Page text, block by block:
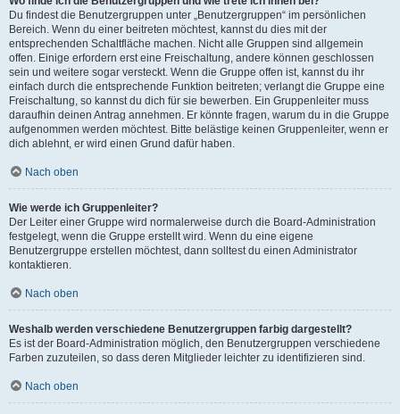
Du findest die Benutzergruppen unter „Benutzergruppen“ im persönlichen
Bereich. Wenn du einer beitreten möchtest, kannst du dies mit der
entsprechenden Schaltfläche machen. Nicht alle Gruppen sind allgemein
offen. Einige erfordern erst eine Freischaltung, andere können geschlossen
sein und weitere sogar versteckt. Wenn die Gruppe offen ist, kannst du ihr
einfach durch die entsprechende Funktion beitreten; verlangt die Gruppe eine
Freischaltung, so kannst du dich für sie bewerben. Ein Gruppenleiter muss
daraufhin deinen Antrag annehmen. Er könnte fragen, warum du in die Gruppe
aufgenommen werden möchtest. Bitte belästige keinen Gruppenleiter, wenn er
dich ablehnt, er wird einen Grund dafür haben.
Nach oben
Wie werde ich Gruppenleiter?
Der Leiter einer Gruppe wird normalerweise durch die Board-Administration
festgelegt, wenn die Gruppe erstellt wird. Wenn du eine eigene
Benutzergruppe erstellen möchtest, dann solltest du einen Administrator
kontaktieren.
Nach oben
Weshalb werden verschiedene Benutzergruppen farbig dargestellt?
Es ist der Board-Administration möglich, den Benutzergruppen verschiedene
Farben zuzuteilen, so dass deren Mitglieder leichter zu identifizieren sind.
Nach oben